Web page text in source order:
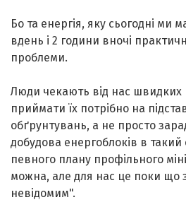
Бо та енергія, яку сьогодні ми
вдень і 2 години вночі
проблеми.
Люди чекають від нас швидких
приймати їх потрібно на
обґрунтувань, а не просто
добудова енергоблоків в такий
певного плану профільного
можна, але для нас це поки що
невідомим".